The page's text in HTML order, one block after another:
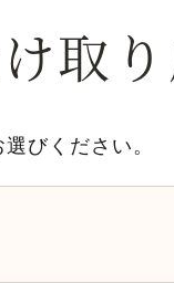
取
びください。